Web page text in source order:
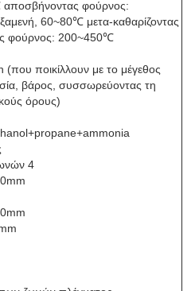
φούρνος:
60~80℃ μετα-καθαρίζοντας
φούρνος: 200~450℃
ποικίλλουν με το μέγεθος
βάρος, συσσωρεύοντας τη
όρους)
4